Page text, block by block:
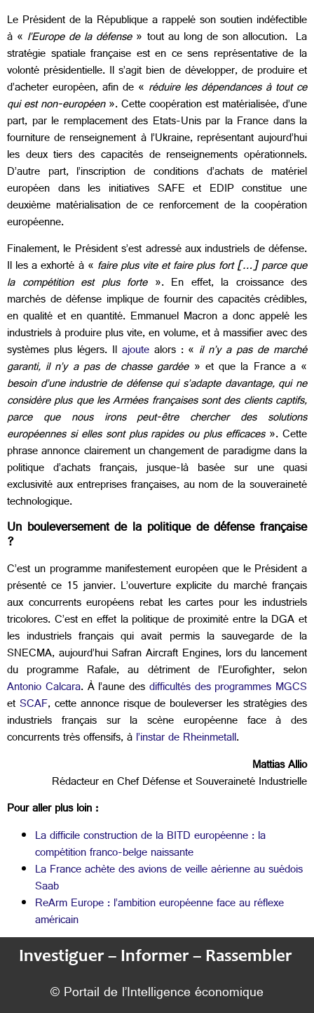
Le Président de la République a rappelé son soutien indéfectible
à « l’Europe de la défense» tout au long de son allocution. La
stratégie spatiale française est en ce sens représentative de la
volonté présidentielle. Il s’agit bien de développer, de produire et
d’acheter européen, afin de « réduire les dépendances à tout ce
qui est non-européen». Cette coopération est matérialisée, d’une
part, par le remplacement des Etats-Unis par la France dans la
fourniture de renseignement à l’Ukraine, représentant aujourd’hui
les deux tiers des capacités de renseignements opérationnels.
D’autre part, l’inscription de conditions d’achats de matériel
européen dans les initiatives SAFE et EDIP constitue une
deuxième matérialisation de ce renforcement de la coopération
européenne.
Finalement, le Président s’est adressé aux industriels de défense.
Il les a exhorté à « faire plus vite et faire plus fort […] parce que
la compétition est plus forte». En effet, la croissance des
marchés de défense implique de fournir des capacités crédibles,
en qualité et en quantité. Emmanuel Macron a donc appelé les
industriels à produire plus vite, en volume, et à massifier avec des
systèmes plus légers. Il ajoutealors : « il n’y a pas de marché
garanti, il n’y a pas de chasse gardée» et que la France a «
besoin d’une industrie de défense qui s’adapte davantage, qui ne
considère plus que les Armées françaises sont des clients captifs,
parce que nous irons peut-être chercher des solutions
européennes si elles sont plus rapides ou plus efficaces». Cette
phrase annonce clairement un changement de paradigme dans la
politique d’achats français, jusque-là basée sur une quasi
exclusivité aux entreprises françaises, au nom de la souveraineté
technologique.
Un bouleversement de la politique de défense française
?
C’est un programme manifestement européen que le Président a
présenté ce 15 janvier. L’ouverture explicite du marché français
aux concurrents européens rebat les cartes pour les industriels
tricolores. C’est en effet la politique de proximité entre la DGA et
les industriels français qui avait permis la sauvegarde de la
SNECMA, aujourd’hui Safran Aircraft Engines, lors du lancement
du programme Rafale, au détriment de l’Eurofighter, selon
Antonio Calcara. À l’aune desdifficultés des programmes MGCS
etSCAF, cette annonce risque de bouleverser les stratégies des
industriels français sur la scène européenne face à des
concurrents très offensifs, àl’instar de Rheinmetall.
Mattias Allio
Rédacteur en Chef Défense et Souveraineté Industrielle
Pour aller plus loin :
La difficile construction de la BITD européenne : la
compétition franco-belge naissante
La France achète des avions de veille aérienne au suédois
Saab
ReArm Europe : l’ambition européenne face au réflexe
américain
Investiguer – Informer – Rassembler
© Portail de l’Intelligence économique